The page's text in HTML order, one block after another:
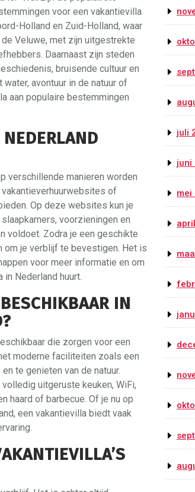
voor een vakantievilla
Holland en Zuid-Holland, waar
Veluwe, met zijn uitgestrekte
Daarnaast zijn steden
bruisende cultuur en
avontuur in de natuur of
aan populaire bestemmingen
verschillende manieren worden
of
Op deze websites kun je
voorzieningen en
voldoet. Zodra je een geschikte
om je verblijf te bevestigen. Het is
voor meer informatie en om
Nederland huurt.
IN
die zorgen voor een
moderne faciliteiten zoals een
te genieten van de natuur.
uitgeruste keuken, WiFi,
haard of barbecue. Of je nu op
een vakantievilla biedt vaak
juli
juni
mei